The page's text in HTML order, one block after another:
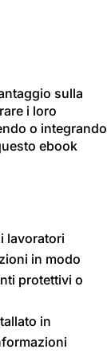
sulla
i loro
o integrando
ebook
lavoratori
in modo
protettivi o
in